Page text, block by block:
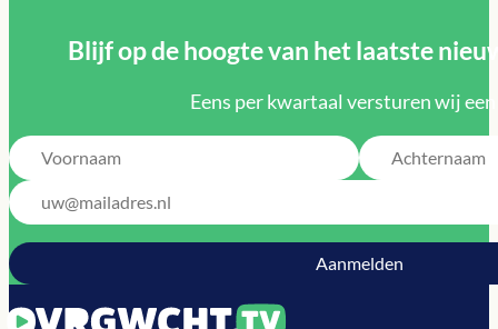
Blijf op de hoogte van het laatste
Eens per kwartaal versturen wij